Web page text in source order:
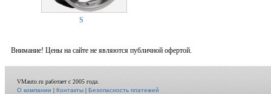
S
Внимание! Цены на сайте не являются публичной офертой.
VMauto.ru работает с 2005 года.
О компании|Контакты|Безопасность платежей